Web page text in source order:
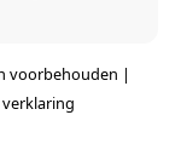
voorbehouden |
verklaring